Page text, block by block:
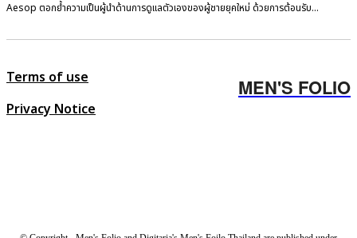
Aesop ตอกย้ำความเป็นผู้นำด้านการดูแลตัวเองของผู้ชายยุคใหม่ ด้วยการต้อนรับ...
Terms of use
Privacy Notice
MEN'S FOLIO